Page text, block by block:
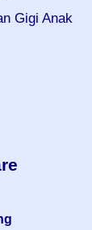
Gigi Anak